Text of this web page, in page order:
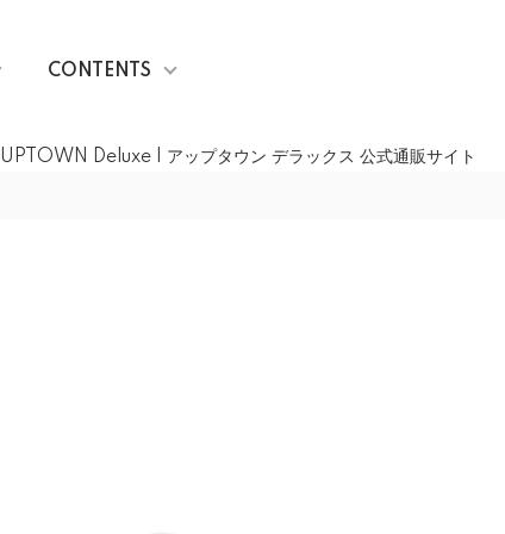
UPTOWN Deluxe | アップタウン デラックス 公式通販サイト
CONTENTS